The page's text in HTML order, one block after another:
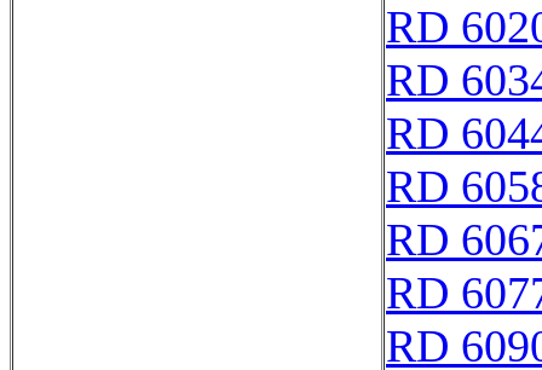
RD
RD
RD
RD
RD
RD
RD